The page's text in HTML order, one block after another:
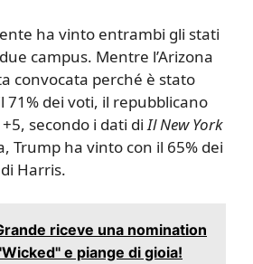
ha vinto entrambi gli stati
campus. Mentre l’Arizona
convocata perché è stato
71% dei voti, il repubblicano
secondo i dati diIl New York
Trump ha vinto con il 65% dei
Harris.
riceve una nomination
e piange di gioia!